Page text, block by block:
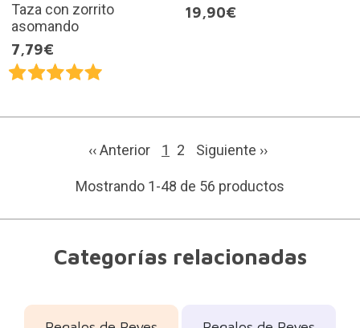
Taza con zorrito
asomando
7,79€
19,90€
‹‹ Anterior 1 2 Siguiente ››
Mostrando 1-48 de 56 productos
Categorías relacionadas